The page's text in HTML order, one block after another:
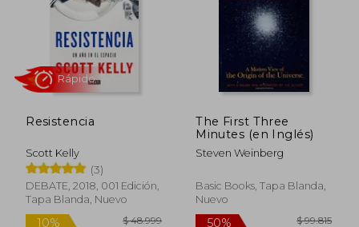
40%
dcto.
Resistencia
Scott Kelly
(3)
DEBATE, 2018, 001 Edición,
Tapa Blanda, Nuevo
The First Three
Minutes (en Inglés)
Steven Weinberg
Basic Books, Tapa Blanda,
Nuevo